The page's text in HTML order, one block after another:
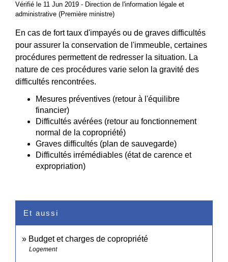
Vérifié le 11 Jun 2019 - Direction de l'information légale et
administrative (Première ministre)
En cas de fort taux d'impayés ou de graves difficultés
pour assurer la conservation de l'immeuble, certaines
procédures permettent de redresser la situation. La
nature de ces procédures varie selon la gravité des
difficultés rencontrées.
Mesures préventives (retour à l'équilibre
financier)
Difficultés avérées (retour au fonctionnement
normal de la copropriété)
Graves difficultés (plan de sauvegarde)
Difficultés irrémédiables (état de carence et
expropriation)
Et aussi
Budget et charges de copropriété
Logement